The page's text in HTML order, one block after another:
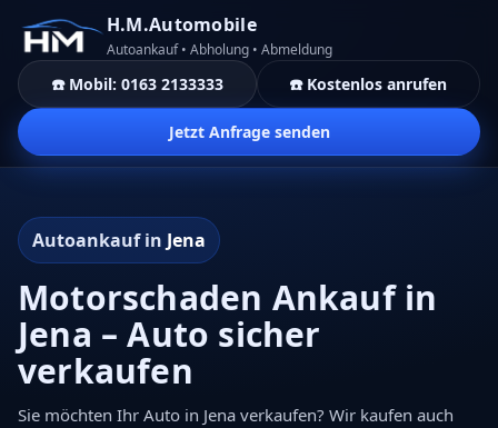
H.M.Automobile
Autoankauf • Abholung • Abmeldung
☎️ Mobil: 0163 2133333 ☎️ Kostenlos anrufen
Jetzt Anfrage senden
Autoankauf in Jena
Motorschaden Ankauf in
Jena – Auto sicher
verkaufen
Sie möchten Ihr Auto in Jena verkaufen? Wir kaufen auch